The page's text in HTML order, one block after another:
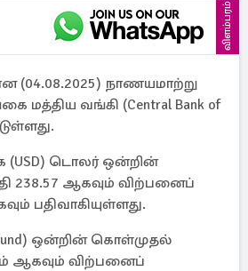
விளம்பரம்
நாணயமாற்று
மத்திய வங்கி (Central Bank of
(USD) டொலர் ஒன்றின்
238.57 ஆகவும் விற்பனைப்
பதிவாகியுள்ளது.
ஒன்றின் கொள்முதல்
ஆகவும் விற்பனைப்